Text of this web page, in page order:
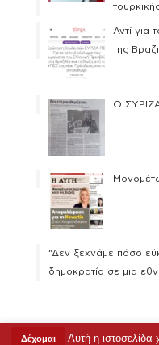
Αντί για
της
Ο
“Δεν ξεχνάμε πόσο
δημοκρατία σε μια
Δέχομαι Αυτή η ιστοσελίδα